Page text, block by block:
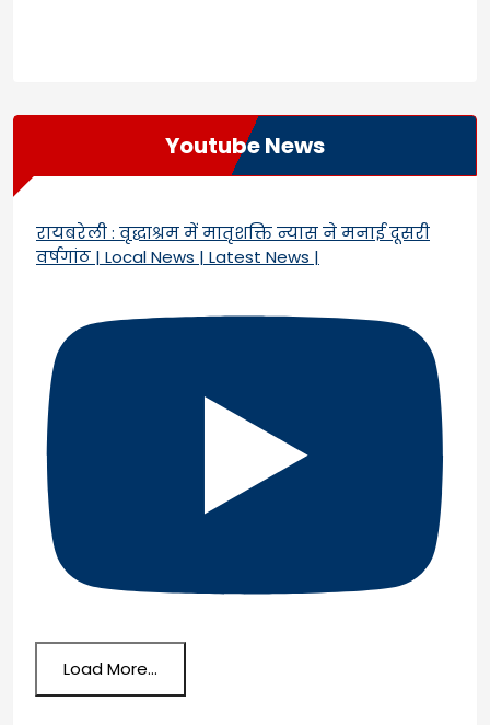
Youtube News
रायबरेली : वृद्धाश्रम में मातृशक्ति न्यास ने मनाई दूसरी
वर्षगांठ | Local News | Latest News |
Load More...